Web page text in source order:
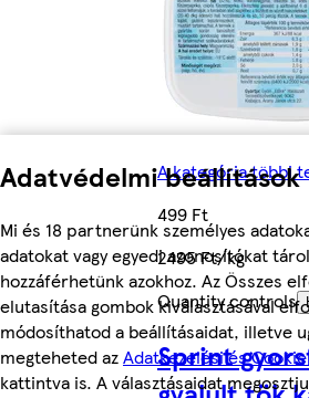
Adatvédelmi beállítások
Mi és 18 partnerünk személyes
adatokat vagy egyedi azonosítókat
hozzáférhetünk azokhoz. Az Összes
elutasítása gombok kiválasztásával
módosíthatod a beállításaidat, illetve
megteheted azAdatkezelési és
kattintva is. A választásaidat
A kategória többi
499 Ft
2495 Ft/kg
Quantity controls
Sprint